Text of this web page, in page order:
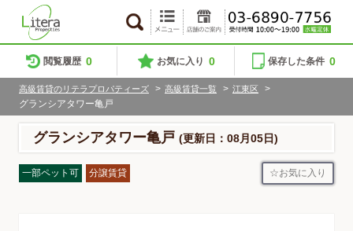
閲覧履歴 0 お気に入り 0 保存した条件 0
高級賃貸のリテラプロパティーズ > 高級賃貸一覧 > 江東区
>
グランシアタワー亀戸
グランシアタワー亀戸 (更新日：08月05日)
一部ペット可 分譲賃貸 お気に入り